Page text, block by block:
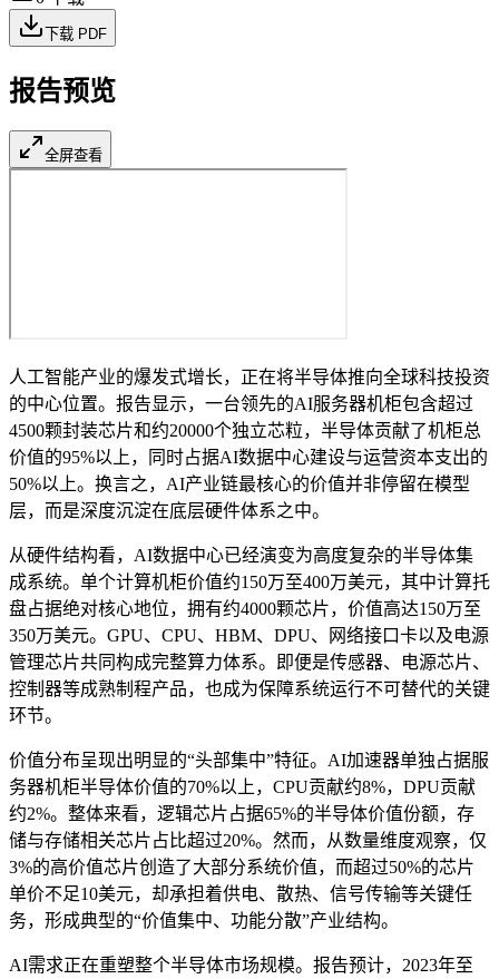
下载 PDF
报告预览
全屏查看
人工智能产业的爆发式增长，正在将半导体推向全球科技投资
的中心位置。报告显示，一台领先的AI服务器机柜包含超过
4500颗封装芯片和约20000个独立芯粒，半导体贡献了机柜总
价值的95%以上，同时占据AI数据中心建设与运营资本支出的
50%以上。换言之，AI产业链最核心的价值并非停留在模型
层，而是深度沉淀在底层硬件体系之中。
从硬件结构看，AI数据中心已经演变为高度复杂的半导体集
成系统。单个计算机柜价值约150万至400万美元，其中计算托
盘占据绝对核心地位，拥有约4000颗芯片，价值高达150万至
350万美元。GPU、CPU、HBM、DPU、网络接口卡以及电源
管理芯片共同构成完整算力体系。即便是传感器、电源芯片、
控制器等成熟制程产品，也成为保障系统运行不可替代的关键
环节。
价值分布呈现出明显的“头部集中”特征。AI加速器单独占据服
务器机柜半导体价值的70%以上，CPU贡献约8%，DPU贡献
约2%。整体来看，逻辑芯片占据65%的半导体价值份额，存
储与存储相关芯片占比超过20%。然而，从数量维度观察，仅
3%的高价值芯片创造了大部分系统价值，而超过50%的芯片
单价不足10美元，却承担着供电、散热、信号传输等关键任
务，形成典型的“价值集中、功能分散”产业结构。
AI需求正在重塑整个半导体市场规模。报告预计，2023年至